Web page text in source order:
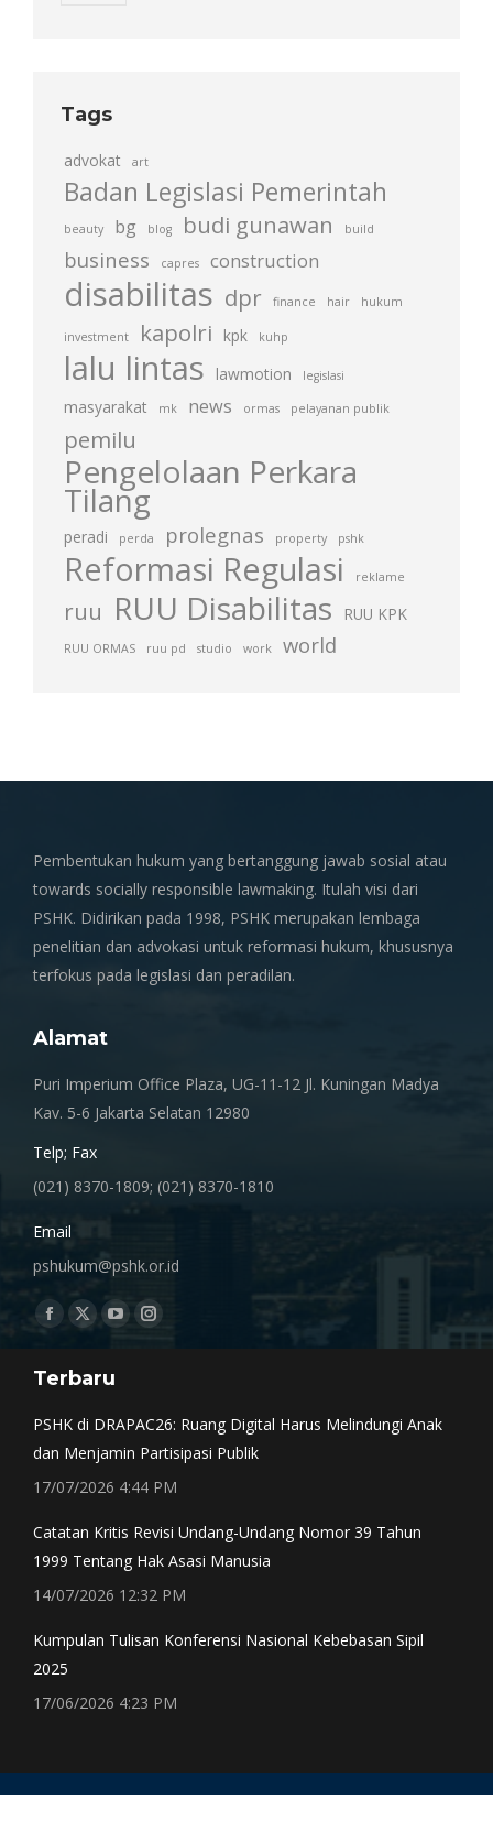
Tags
advokat art
Badan Legislasi Pemerintah
beauty bg blog budi gunawan build
business capres construction
disabilitas dpr finance hair hukum
investment kapolri kpk kuhp
lalu lintas lawmotion legislasi
masyarakat mk news ormas pelayanan publik
pemilu
Pengelolaan Perkara
Tilang
peradi perda prolegnas property pshk
Reformasi Regulasi reklame
ruu RUU Disabilitas RUU KPK
RUU ORMAS ruu pd studio work world
Pembentukan hukum yang bertanggung jawab sosial atau
towards socially responsible lawmaking. Itulah visi dari
PSHK. Didirikan pada 1998, PSHK merupakan lembaga
penelitian dan advokasi untuk reformasi hukum, khususnya
terfokus pada legislasi dan peradilan.
Alamat
Puri Imperium Office Plaza, UG-11-12 Jl. Kuningan Madya
Kav. 5-6 Jakarta Selatan 12980
Telp; Fax
(021) 8370-1809; (021) 8370-1810
Email
pshukum@pshk.or.id
Find us on:
Facebook
opens
window
X
opens
window
YouTube
opens
Instagram
window
Terbaru
PSHK di DRAPAC26: Ruang Digital Harus Melindungi Anak
dan Menjamin Partisipasi Publik
17/07/2026 4:44 PM
Catatan Kritis Revisi Undang-Undang Nomor 39 Tahun
1999 Tentang Hak Asasi Manusia
14/07/2026 12:32 PM
Kumpulan Tulisan Konferensi Nasional Kebebasan Sipil
2025
17/06/2026 4:23 PM